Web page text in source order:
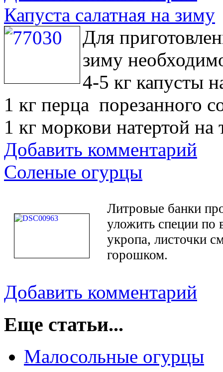
Капуста салатная на зиму
Для
зиму
4-5 кг капусты
1 кг перца порезанного
1 кг моркови натертой на
Добавить комментарий
Соленые огурцы
Литровые банки
уложить специи по
укропа, листочки
горошком.
Добавить комментарий
Еще статьи...
Малосольные огурцы